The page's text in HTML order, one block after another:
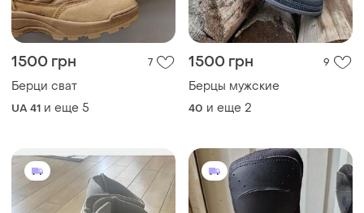
1500 грн 7
Берци сват
UA 41 и еще 5
1500 грн 9
Берцы мужские
40 и еще 2